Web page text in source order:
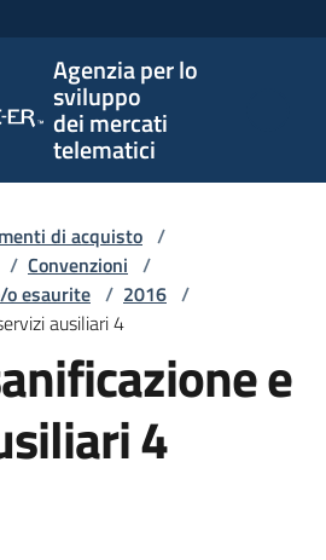
Agenzia per lo
sviluppo
dei mercati
telematici
di acquisto /
/ Convenzioni /
o esaurite / 2016 /
ausiliari 4
e
4